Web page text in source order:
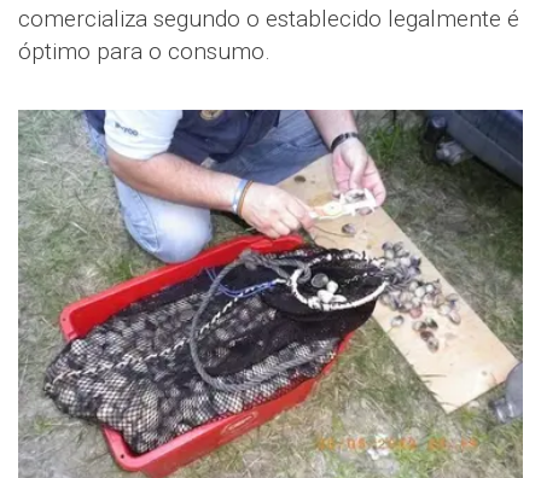
comercializa segundo o establecido legalmente é
óptimo para o consumo.